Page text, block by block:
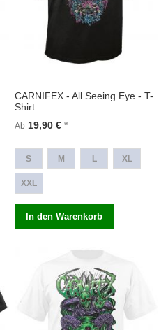
CARNIFEX - All Seeing Eye - T-
Shirt
Ab 19,90 €
S M L XL
XXL
In den Warenkorb